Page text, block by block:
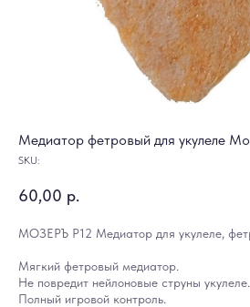
Медиатор фетровый для укулеле
SKU:
60,00 р.
МОЗЕРЪ P12 Медиатор для укулеле,
Мягкий фетровый медиатор.
Не повредит нейлоновые струны укулеле.
Полный игровой контроль.